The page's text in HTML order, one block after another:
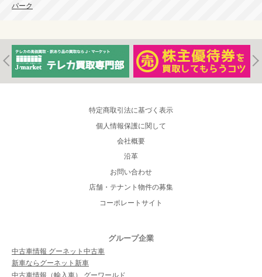
パーク
特定商取引法に基づく表示
個人情報保護に関して
会社概要
沿革
お問い合わせ
店舗・テナント物件の募集
コーポレートサイト
グループ企業
中古車情報 グーネット中古車
新車ならグーネット新車
中古車情報（輸入車） グーワールド